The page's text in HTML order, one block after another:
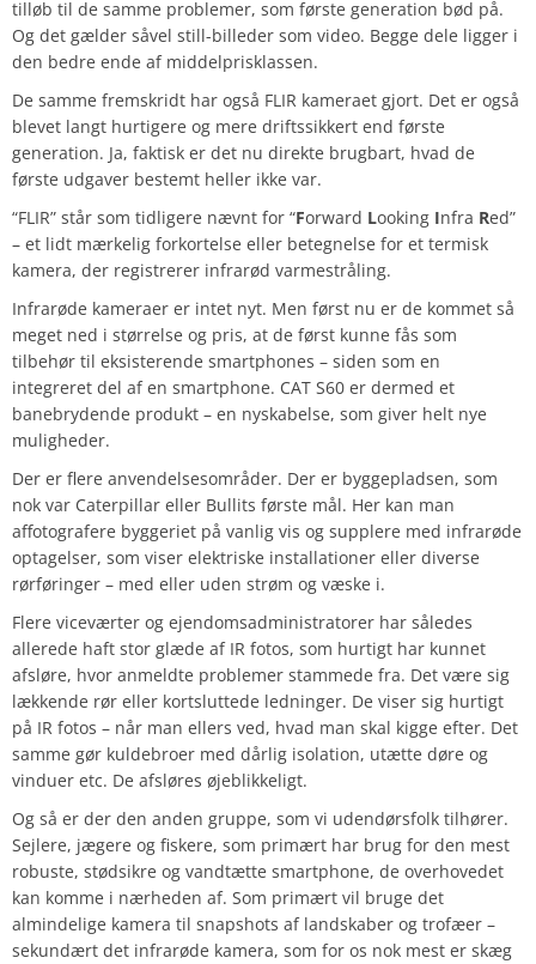
tilløb til de samme problemer, som første generation bød på.
Og det gælder såvel still-billeder som video. Begge dele ligger i
den bedre ende af middelprisklassen.
De samme fremskridt har også FLIR kameraet gjort. Det er også
blevet langt hurtigere og mere driftssikkert end første
generation. Ja, faktisk er det nu direkte brugbart, hvad de
første udgaver bestemt heller ikke var.
“FLIR” står som tidligere nævnt for “Forward Looking Infra Red”
– et lidt mærkelig forkortelse eller betegnelse for et termisk
kamera, der registrerer infrarød varmestråling.
Infrarøde kameraer er intet nyt. Men først nu er de kommet så
meget ned i størrelse og pris, at de først kunne fås som
tilbehør til eksisterende smartphones – siden som en
integreret del af en smartphone. CAT S60 er dermed et
banebrydende produkt – en nyskabelse, som giver helt nye
muligheder.
Der er flere anvendelsesområder. Der er byggepladsen, som
nok var Caterpillar eller Bullits første mål. Her kan man
affotografere byggeriet på vanlig vis og supplere med infrarøde
optagelser, som viser elektriske installationer eller diverse
rørføringer – med eller uden strøm og væske i.
Flere viceværter og ejendomsadministratorer har således
allerede haft stor glæde af IR fotos, som hurtigt har kunnet
afsløre, hvor anmeldte problemer stammede fra. Det være sig
lækkende rør eller kortsluttede ledninger. De viser sig hurtigt
på IR fotos – når man ellers ved, hvad man skal kigge efter. Det
samme gør kuldebroer med dårlig isolation, utætte døre og
vinduer etc. De afsløres øjeblikkeligt.
Og så er der den anden gruppe, som vi udendørsfolk tilhører.
Sejlere, jægere og fiskere, som primært har brug for den mest
robuste, stødsikre og vandtætte smartphone, de overhovedet
kan komme i nærheden af. Som primært vil bruge det
almindelige kamera til snapshots af landskaber og trofæer –
sekundært det infrarøde kamera, som for os nok mest er skæg